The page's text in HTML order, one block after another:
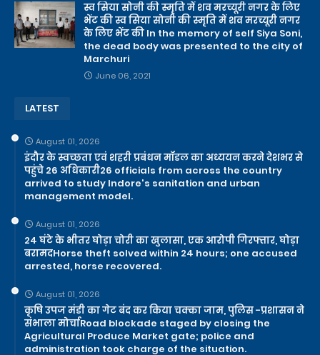
स्व सिया सोनी की स्मृति में शव मरच्यूरी नगर के लिए
भेंट की स्व सिया सोनी की स्मृति में शव मरच्यूरी नगर
के लिए भेंट की In the memory of self Siya Soni,
the dead body was presented to the city of
Marchuri
June 06, 2021
LATEST
August 01, 2026
इंदौर के स्वच्छता एवं शहरी प्रबंधन मॉडल का अध्ययन करने देशभर से
पहुंचे 26 अधिकारी26 officials from across the country
arrived to study Indore's sanitation and urban
management model.
August 01, 2026
24 घंटे के भीतर घोड़ा चोरी का खुलासा, एक आरोपी गिरफ्तार, घोड़ा
बरामदHorse theft solved within 24 hours; one accused
arrested, horse recovered.
August 01, 2026
कृषि उपज मंडी का गेट बंद कर किया चक्का जाम, पुलिस -प्रशासन ने
संभाला मोर्चाRoad blockade staged by closing the
Agricultural Produce Market gate; police and
administration took charge of the situation.